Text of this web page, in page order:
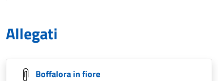
Allegati
Boffalora in fiore